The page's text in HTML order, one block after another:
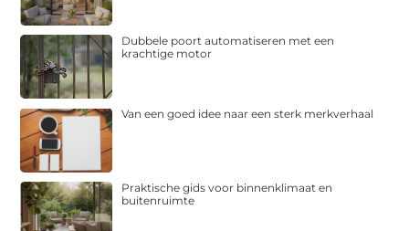
Dubbele poort automatiseren met een
krachtige motor
Van een goed idee naar een sterk merkverhaal
Praktische gids voor binnenklimaat en
buitenruimte